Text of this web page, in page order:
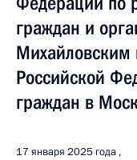
граждан и
Михайловским
Российской
граждан в
17 января 2025 года